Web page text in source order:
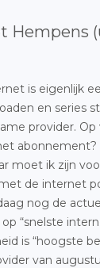
Hempens
is eigenlijk
en series
provider.
abonnement?
moet ik zijn
de internet
nog de
“snelste
is “hoogste
van